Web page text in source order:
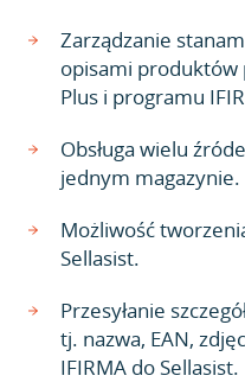
Zarządzanie
opisami produktów
Plus i programu
Obsługa wielu
jednym magazynie.
Możliwość
Sellasist.
Przesyłanie
tj. nazwa, EAN,
IFIRMA do Sellasist.